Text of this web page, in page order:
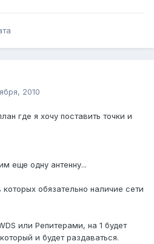
2010
где я хочу поставить точки и
еще одну антенну...
обязательно наличие сети
или Репитерами, на 1 будет
и будет раздаваться.